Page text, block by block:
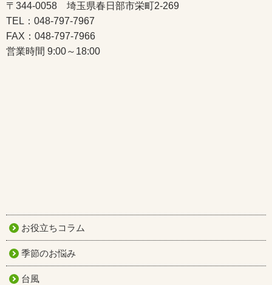
〒344-0058 埼玉県春日部市栄町2-269
TEL：048-797-7967
FAX：048-797-7966
営業時間 9:00～18:00
お役立ちコラム
季節のお悩み
台風